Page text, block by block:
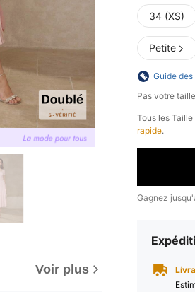
Voir plus
34 (XS)
Petite
Guide
Pas votre
Tous les
rapide.
Gagnez